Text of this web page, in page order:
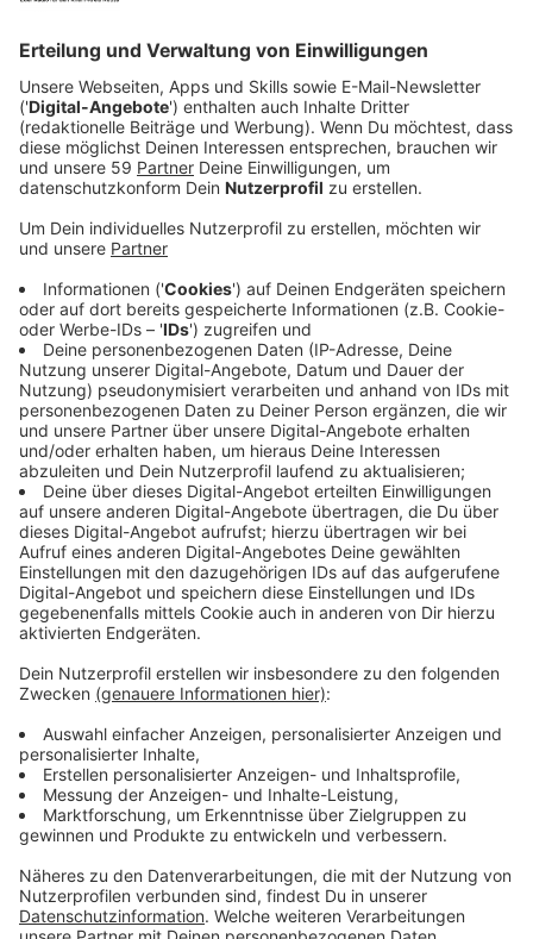
Veröffentlicht:Mittwoch, 13.10.2021 17:38
Anzeige
zur Entspannung auf der balearischen Partyinsel zu
russische Oligarchin zu sehen, mit der Strache
versuchte, politische Klüngeleien auszuhandeln. Wie
sich später rausstellte, war das Zusammentreffen
geplant. Ein gewisser Julian H. (Nicholas Ofczarek)
hatte das Treffen fingiert, um das Video später an die
Presse zu verkaufen…
Streaming-Dienst: Sky Ticket
Anzeige
Bestechlichkeit kennt bekanntlich keine Grenzen. Das
gilt auch für die Top-Führungsriege der
österreichischen Politik.
Anzeige